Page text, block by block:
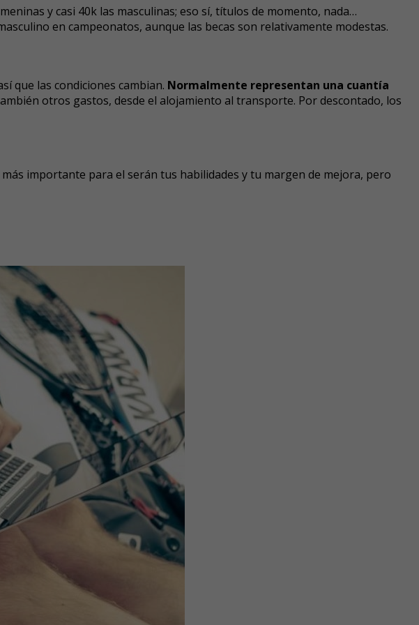
y casi 40k las masculinas; eso sí, títulos de momento, nada…
en campeonatos, aunque las becas son relativamente modestas.
que las condiciones cambian. Normalmente representan una cuantía
otros gastos, desde el alojamiento al transporte. Por descontado, los
importante para el serán tus habilidades y tu margen de mejora, pero